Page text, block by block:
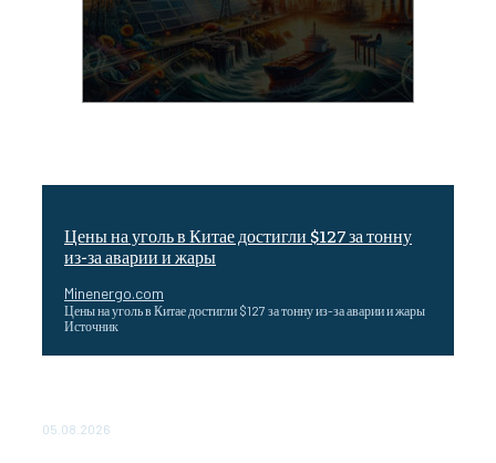
Цены на уголь в Китае достигли $127 за тонну
из-за аварии и жары
Minenergo.com
Цены на уголь в Китае достигли $127 за тонну из-за аварии и жары
Источник
05.08.2026